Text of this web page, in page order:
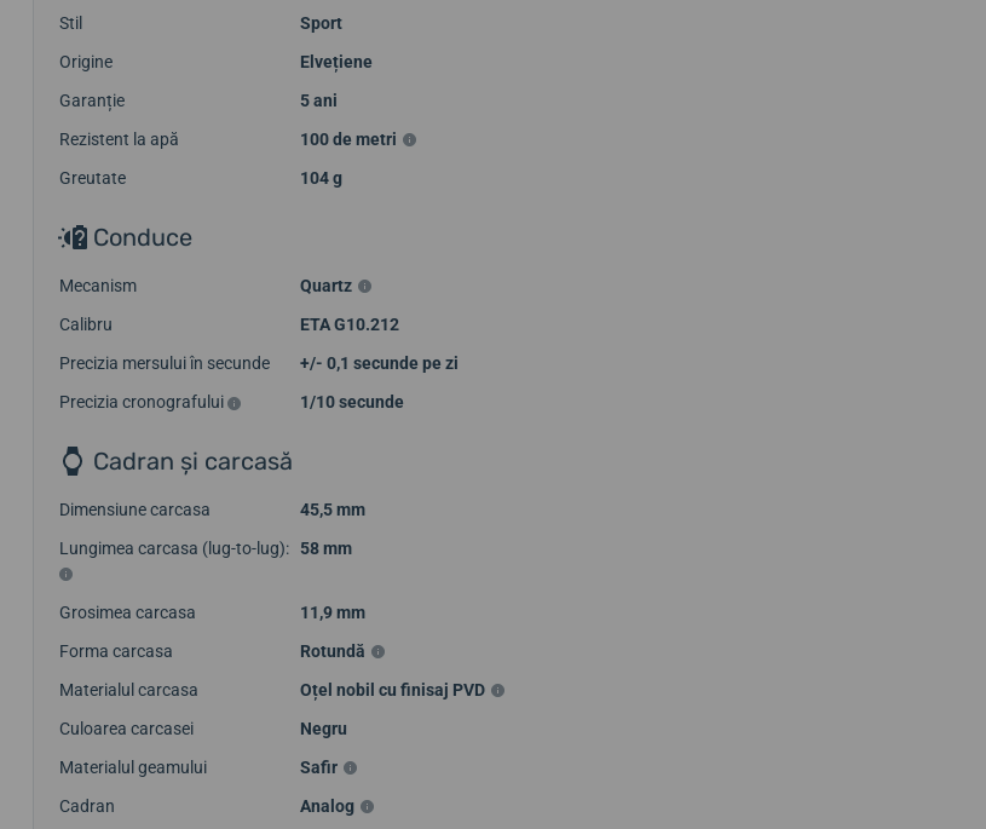
Stil
Sport
Origine
Elvețiene
Garanție
5 ani
Rezistent la apă
100 de metri
Greutate
104 g
Conduce
Mecanism
Quartz
Calibru
ETA G10.212
Precizia mersului în secunde
+/- 0,1 secunde pe zi
Precizia cronografului
1/10 secunde
Cadran și carcasă
Dimensiune carcasa
45,5 mm
Lungimea carcasa (lug-to-lug): 58 mm
Grosimea carcasa
11,9 mm
Forma carcasa
Rotundă
Materialul carcasa
Oțel nobil cu finisaj PVD
Culoarea carcasei
Negru
Materialul geamului
Safir
Cadran
Analog